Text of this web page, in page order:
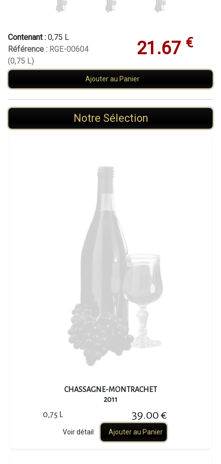
Contenant : 0,75 L
Référence : RGE-00604
(0,75 L)
21.67 €
Ajouter au Panier
Notre Sélection
CHASSAGNE-MONTRACHET
2011
0,75 L 39.00 €
Voir détail Ajouter au Panier